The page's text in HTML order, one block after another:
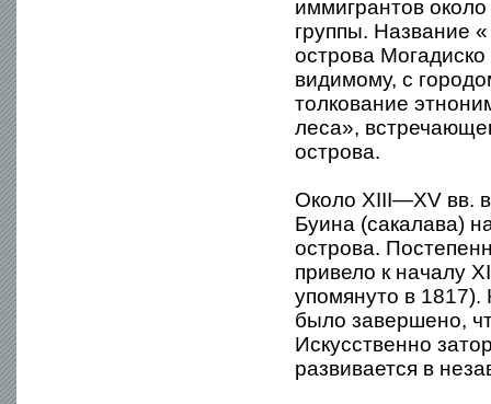
иммигрантов
группы. Название
острова
видимому, с
толкование
леса»,
острова.
Около XIII—XV вв.
Буина (сакалава)
острова.
привело к началу
упомянуто в 1817).
было завершено,
Искусственно
развивается в